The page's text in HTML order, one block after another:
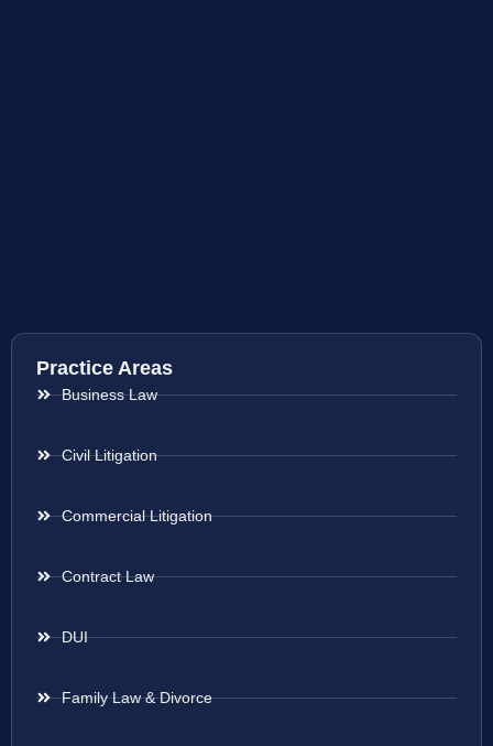
Practice Areas
Business Law
Civil Litigation
Commercial Litigation
Contract Law
DUI
Family Law & Divorce